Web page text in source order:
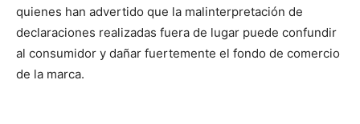
quienes han advertido que la malinterpretación de
declaraciones realizadas fuera de lugar puede confundir
al consumidor y dañar fuertemente el fondo de comercio
de la marca.